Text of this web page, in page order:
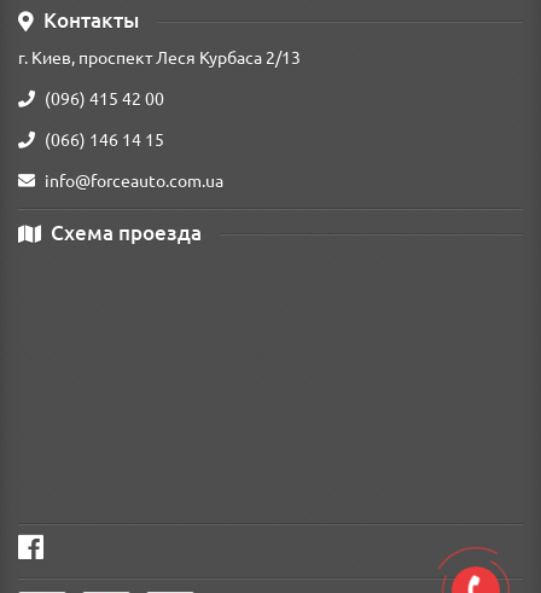
Контакты
г. Киев, проспект Леся Курбаса 2/13
(096) 415 42 00
(066) 146 14 15
info@forceauto.com.ua
Схема проезда